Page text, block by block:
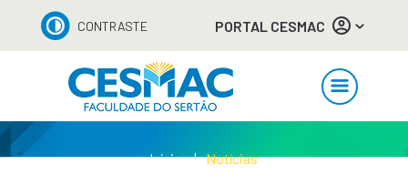
CONTRASTE PORTAL CESMAC
Início Notícias